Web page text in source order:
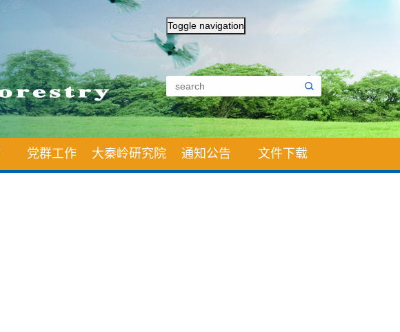
Toggle navigation
党群工作 大秦岭研究院 通知公告 文件下载